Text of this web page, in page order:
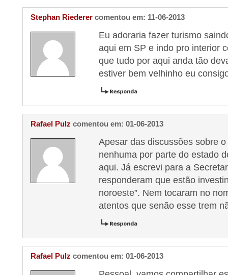
Stephan Riederer comentou em: 11-06-2013
Eu adoraria fazer turismo
aqui em SP e indo pro interior
que tudo por aqui anda tão
estiver bem velhinho eu
Rafael Pulz comentou em: 01-06-2013
Apesar das discussões sobre
nenhuma por parte do estado
aqui. Já escrevi para a
responderam que estão
noroeste”. Nem tocaram no
atentos que senão esse trem
Rafael Pulz comentou em: 01-06-2013